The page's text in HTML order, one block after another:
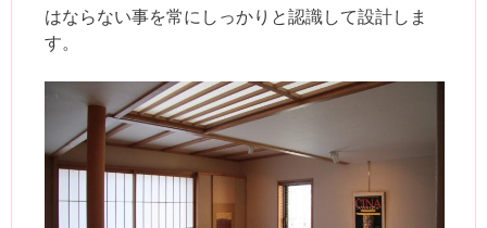
はならない事を常にしっかりと認識して設計しま
す。